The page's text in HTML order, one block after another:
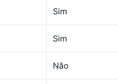
Sim
Sim
Não